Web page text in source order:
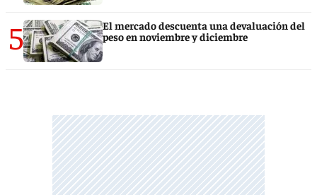
5
El mercado descuenta una devaluación del
peso en noviembre y diciembre